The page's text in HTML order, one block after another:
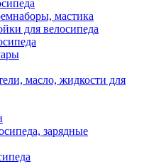
мастика
для велосипеда
масло, жидкости для
зарядные